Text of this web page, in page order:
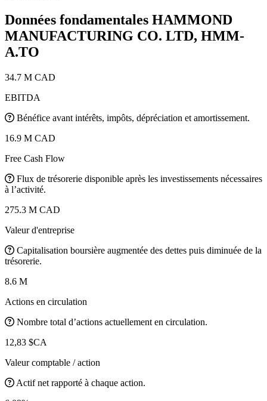
Données fondamentales HAMMOND
MANUFACTURING CO. LTD, HMM-
A.TO
34.7 M CAD
EBITDA
Bénéfice avant intérêts, impôts, dépréciation et amortissement.
16.9 M CAD
Free Cash Flow
Flux de trésorerie disponible après les investissements nécessaires
à l’activité.
275.3 M CAD
Valeur d'entreprise
Capitalisation boursière augmentée des dettes puis diminuée de la
trésorerie.
8.6 M
Actions en circulation
Nombre total d’actions actuellement en circulation.
12,83 $CA
Valeur comptable / action
Actif net rapporté à chaque action.